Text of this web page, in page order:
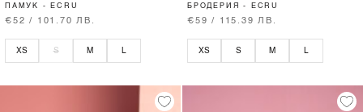
ПАМУК - ECRU
€52 / 101.70 ЛВ.
XS S M L
БРОДЕРИЯ - ECRU
€59 / 115.39 ЛВ.
XS S M L